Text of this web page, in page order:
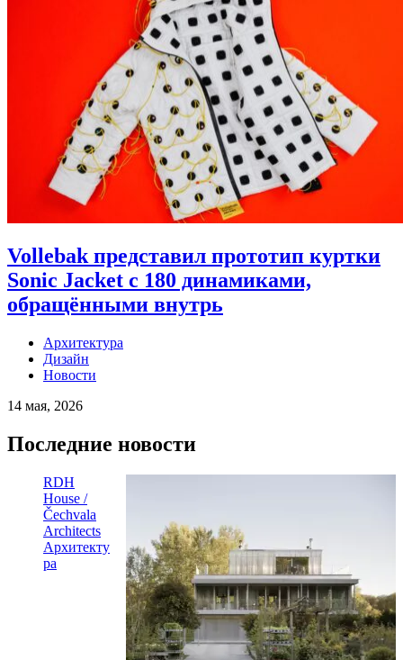
Vollebak представил прототип куртки
Sonic Jacket с 180 динамиками,
обращёнными внутрь
Архитектура
Дизайн
Новости
14 мая, 2026
Последние новости
RDH
House /
Čechvala
Architects
Архитекту
ра